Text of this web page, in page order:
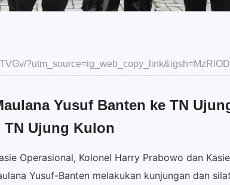
Yusuf Banten ke TN
TN Ujung Kulon
Operasional, Kolonel Harry Prabowo dan
Yusuf-Banten melakukan kunjungan dan